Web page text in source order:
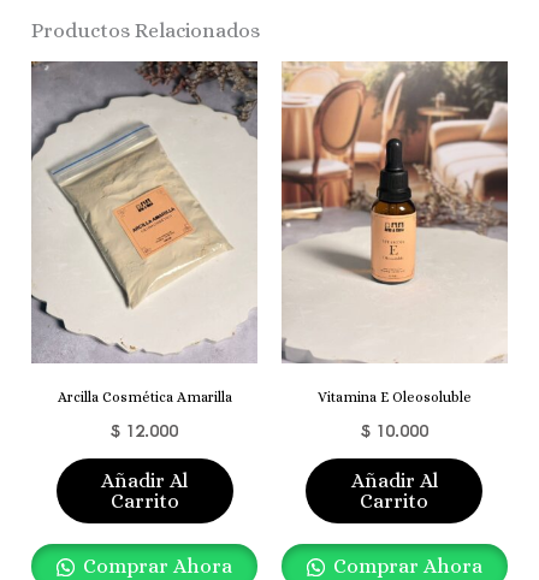
Productos Relacionados
Arcilla Cosmética Amarilla
$ 12.000
Añadir Al
Carrito
Comprar Ahora
Vitamina E Oleosoluble
$10.000
Añadir Al
Carrito
Comprar Ahora